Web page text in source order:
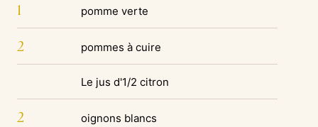
1 pomme verte
2 pommes à cuire
Le jus d'1/2 citron
2 oignons blancs